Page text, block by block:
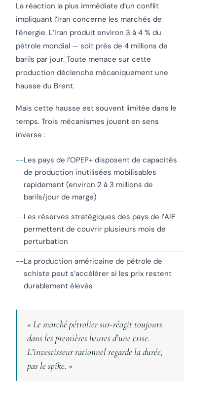
La réaction la plus immédiate d’un conflit
impliquant l’Iran concerne les marchés de
l’énergie. L’Iran produit environ 3 à 4 % du
pétrole mondial — soit près de 4 millions de
barils par jour. Toute menace sur cette
production déclenche mécaniquement une
hausse du Brent.
Mais cette hausse est souvent limitée dans le
temps. Trois mécanismes jouent en sens
inverse :
Les pays de l’OPEP+ disposent de capacités
de production inutilisées mobilisables
rapidement (environ 2 à 3 millions de
barils/jour de marge)
Les réserves stratégiques des pays de l’AIE
permettent de couvrir plusieurs mois de
perturbation
La production américaine de pétrole de
schiste peut s’accélérer si les prix restent
durablement élevés
« Le marché pétrolier sur-réagit toujours
dans les premières heures d’une crise.
L’investisseur rationnel regarde la durée,
pas le spike. »